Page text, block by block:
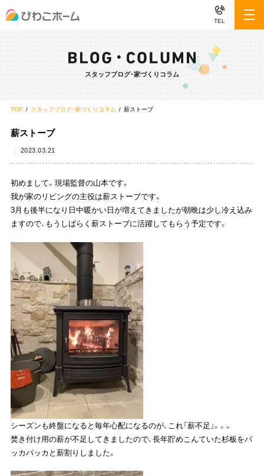
TEL
スタッフブログ・家づくりコラム
TOP スタッフブログ・家づくりコラム 薪ストーブ
薪ストーブ
2023.03.21
初めまして。現場監督の山本です。
我が家のリビングの主役は薪ストーブです。
3月も後半になり日中暖かい日が増えてきましたが朝晩は少し冷え込み
ますので、もうしばらく薪ストーブに活躍してもらう予定です。
シーズンも終盤になると毎年心配になるのが、これ「薪不足」。。。
焚き付け用の薪が不足してきましたので、長年貯めこんていた杉板をパ
ッカパッカと薪割りしました。